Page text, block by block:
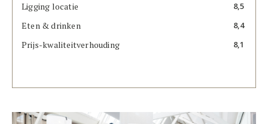
Ligging locatie 8,5
Eten & drinken 8,4
Prijs-kwaliteitverhouding 8,1